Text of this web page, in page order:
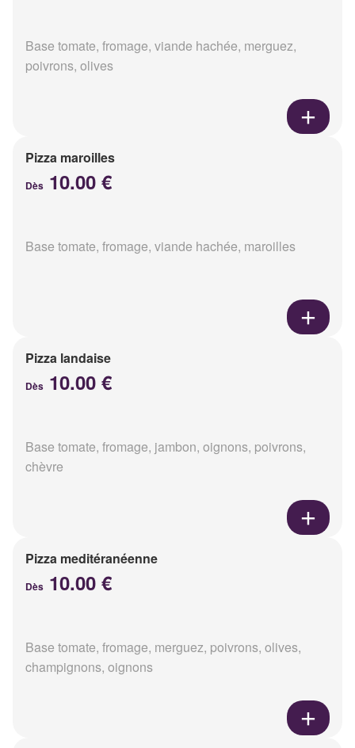
Base tomate, fromage, viande hachée, merguez,
poivrons, olives
Pizza maroilles
Dès 10.00 €
Base tomate, fromage, viande hachée, maroilles
Pizza landaise
Dès 10.00 €
Base tomate, fromage, jambon, oignons, poivrons,
chèvre
Pizza meditéranéenne
Dès 10.00 €
Base tomate, fromage, merguez, poivrons, olives,
champignons, oignons